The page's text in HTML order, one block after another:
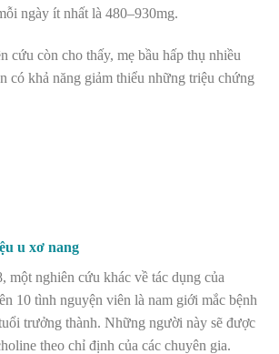
ngày ít nhất là 480–930mg.
cứu còn cho thấy, mẹ bầu hấp thụ nhiều
có khả năng giảm thiểu những triệu chứng
u xơ nang
một nghiên cứu khác về tác dụng của
10 tình nguyện viên là nam giới mắc bệnh
trưởng thành. Những người này sẽ được
theo chỉ định của các chuyên gia.